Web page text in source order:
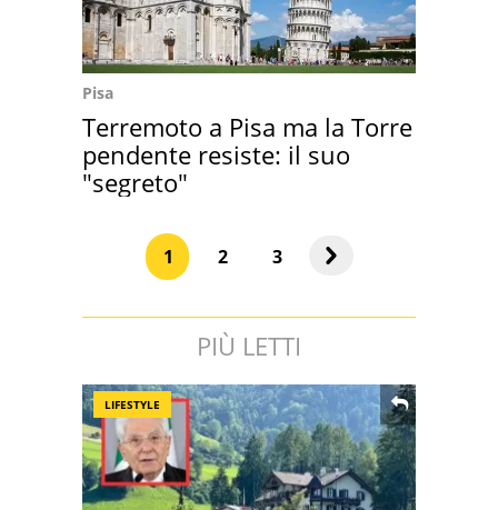
Pisa
Terremoto a Pisa ma la Torre
pendente resiste: il suo
"segreto"
1 2 3
PIÙ LETTI
LIFESTYLE